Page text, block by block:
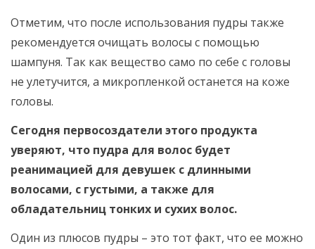
Отметим, что после использования пудры также
рекомендуется очищать волосы с помощью
шампуня. Так как вещество само по себе с головы
не улетучится, а микропленкой останется на коже
головы.
Сегодня первосоздатели этого продукта
уверяют, что пудра для волос будет
реанимацией для девушек с длинными
волосами, с густыми, а также для
обладательниц тонких и сухих волос.
Один из плюсов пудры – это тот факт, что ее можно